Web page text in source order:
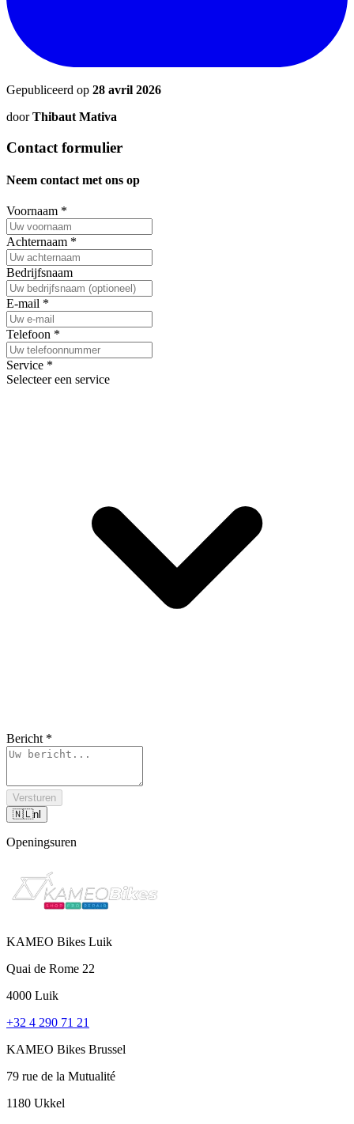
Gepubliceerd op 28 avril 2026
doorThibaut Mativa
Contact formulier
Neem contact met ons op
Voornaam *
Achternaam *
Bedrijfsnaam
E-mail *
Telefoon *
Service *
Selecteer een service
Bericht *
Versturen
🇳🇱nl
Openingsuren
KAMEO Bikes Luik
Quai de Rome 22
4000 Luik
+32 4 290 71 21
KAMEO Bikes Brussel
79 rue de la Mutualité
1180 Ukkel